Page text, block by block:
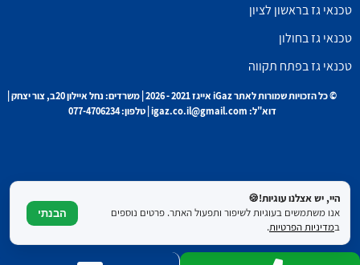
טכנאי גז בראשון לציון
טכנאי גז בחולון
טכנאי גז בפתח תקווה
© כל הזכויות שמורות לאתר iGaz אייגז 2021 - 2026 | משרדים: נחל איילון 20ב, צור יצחק |
דוא"ל: igaz.co.il@gmail.com | טלפון: 077-4706234
היי, יש אצלנו עוגיות!🍪
אנו משתמשים בעוגיות לשיפור ותפעול האתר. פרטים נוספים
במדיניות הפרטיות.
הבנתי